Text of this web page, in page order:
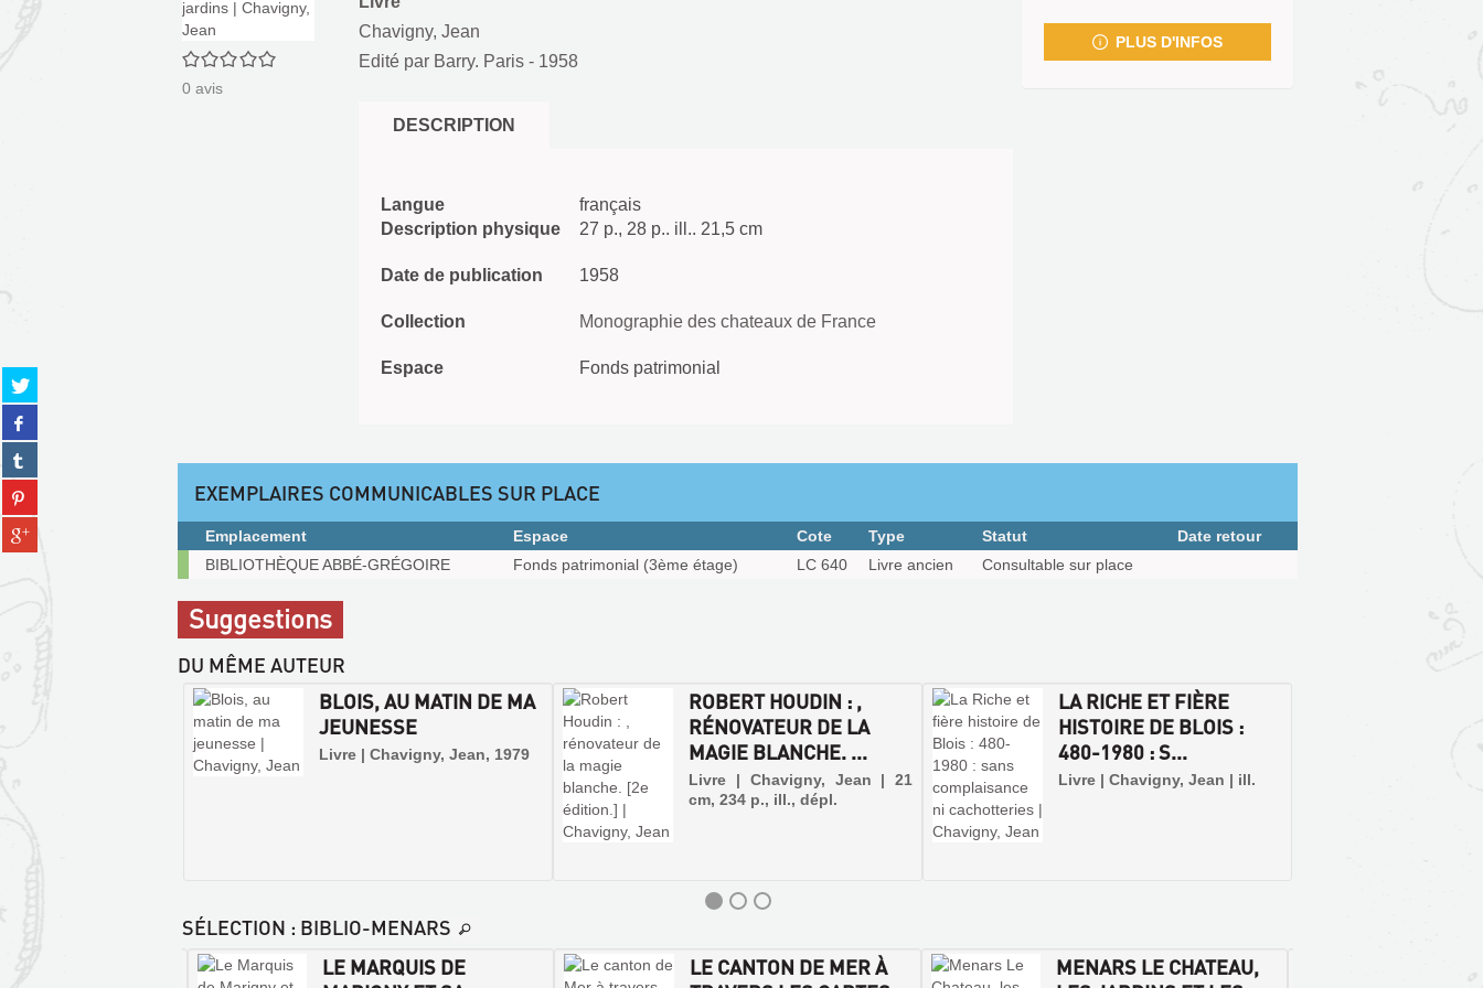
Partager
sur
twitter
(Nouvelle
fenêtre)
Partager
sur
facebook
(Nouvelle
fenêtre)
Partager
sur
tumblr
(Nouvelle
fenêtre)
Partager
sur
pinterest
(Nouvelle
Partager
sur
0/5
0 avis
Chavigny, Jean
Edité par Barry. Paris - 1958
DESCRIPTION
Langue
français
Description physique
27 p., 28 p.. ill.. 21,5 cm
Date de publication 1958
Collection Monographie des chateaux de France
Espace Fonds patrimonial
PLUS D'INFOS
EXEMPLAIRES COMMUNICABLES SUR PLACE
Exemplaires
communicables
sur
place
Emplacement Espace Cote Type Statut
Date retour
BIBLIOTHÈQUE ABBÉ-GRÉGOIRE
Fonds patrimonial (3ème étage) LC 640 Livre ancien Consultable sur place
Suggestions
DU MÊME AUTEUR
ROBERT HOUDIN : ,
RÉNOVATEUR DE LA
MAGIE BLANCHE. ...
Livre | Chavigny, Jean | 21
cm, 234 p., ill., dépl.
LA RICHE ET FIÈRE
HISTOIRE DE BLOIS :
480-1980 : S...
Livre | Chavigny, Jean | ill.
BLOIS, AU MATIN DE MA
JEUNESSE
Livre | Chavigny, Jean, 1979
SÉLECTION : BIBLIO-MENARS
LE CANTON DE MER À
MENARS LE CHATEAU,
LE MARQUIS DE